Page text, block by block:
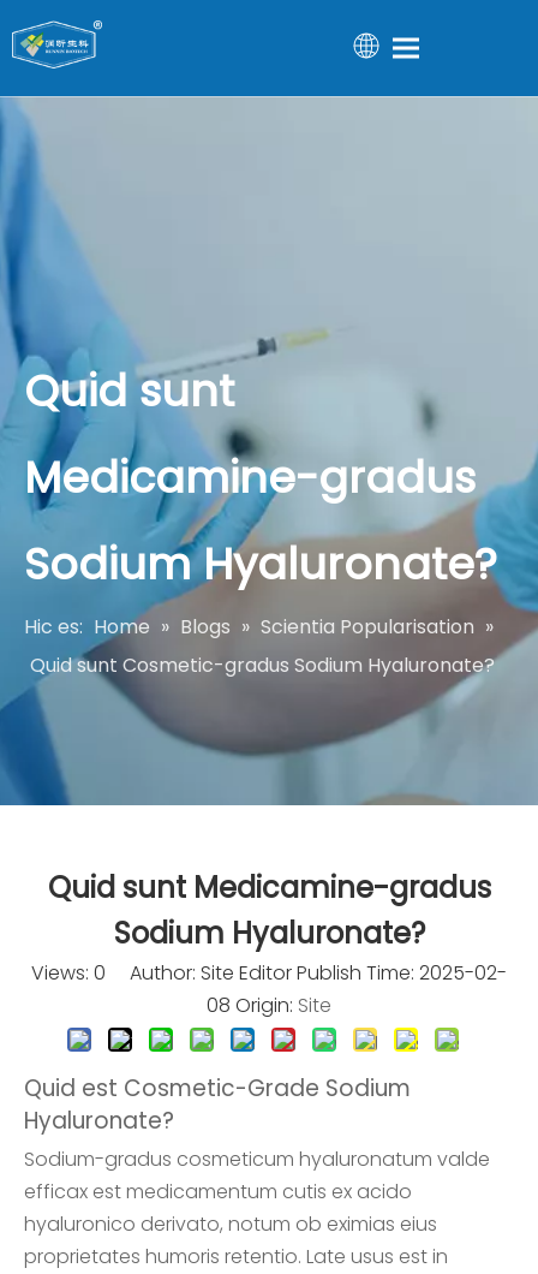
Quid sunt
Medicamine-gradus
Sodium Hyaluronate?
Hic es: Home » Blogs » Scientia Popularisation »
Quid sunt Cosmetic-gradus Sodium Hyaluronate?
Quid sunt Medicamine-gradus
Sodium Hyaluronate?
Views: 0 Author: Site Editor Publish Time: 2025-02-
08 Origin: Site
Quid est Cosmetic-Grade Sodium
Hyaluronate?
Sodium-gradus cosmeticum hyaluronatum valde
efficax est medicamentum cutis ex acido
hyaluronico derivato, notum ob eximias eius
proprietates humoris retentio. Late usus est in